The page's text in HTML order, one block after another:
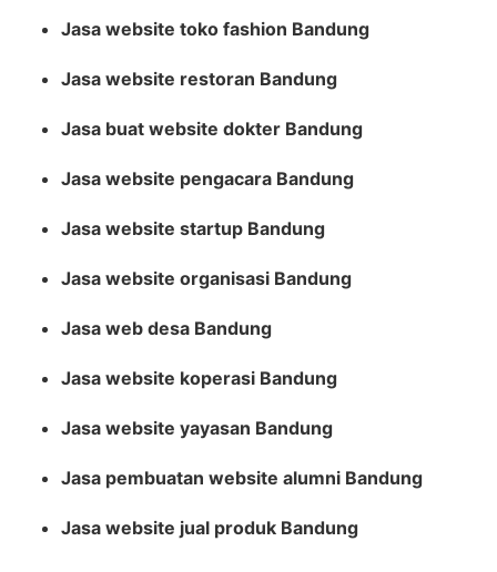
Jasa website toko fashion Bandung
Jasa website restoran Bandung
Jasa buat website dokter Bandung
Jasa website pengacara Bandung
Jasa website startup Bandung
Jasa website organisasi Bandung
Jasa web desa Bandung
Jasa website koperasi Bandung
Jasa website yayasan Bandung
Jasa pembuatan website alumni Bandung
Jasa website jual produk Bandung